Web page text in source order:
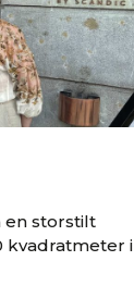
en storstilt
kvadratmeter i